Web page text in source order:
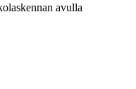
avulla